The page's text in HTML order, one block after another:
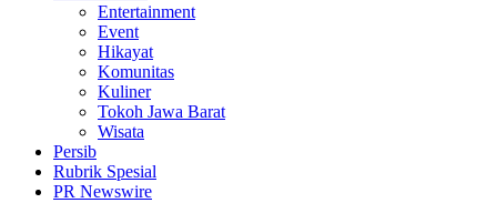
Entertainment
Event
Hikayat
Komunitas
Kuliner
Tokoh Jawa Barat
Wisata
Persib
Rubrik Spesial
PR Newswire